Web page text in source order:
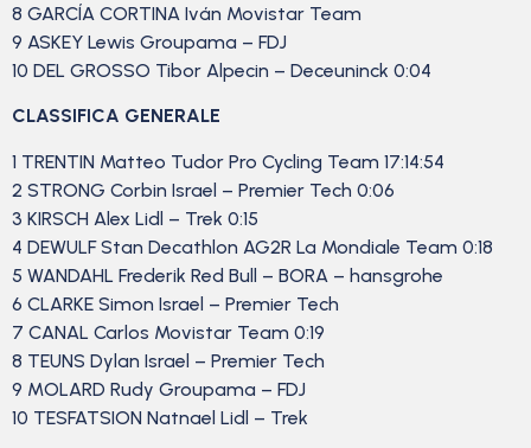
8 GARCÍA CORTINA Iván Movistar Team
9 ASKEY Lewis Groupama – FDJ
10 DEL GROSSO Tibor Alpecin – Deceuninck 0:04
CLASSIFICA GENERALE
1 TRENTIN Matteo Tudor Pro Cycling Team 17:14:54
2 STRONG Corbin Israel – Premier Tech 0:06
3 KIRSCH Alex Lidl – Trek 0:15
4 DEWULF Stan Decathlon AG2R La Mondiale Team 0:18
5 WANDAHL Frederik Red Bull – BORA – hansgrohe
6 CLARKE Simon Israel – Premier Tech
7 CANAL Carlos Movistar Team 0:19
8 TEUNS Dylan Israel – Premier Tech
9 MOLARD Rudy Groupama – FDJ
10 TESFATSION Natnael Lidl – Trek